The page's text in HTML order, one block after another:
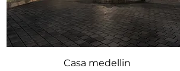
Casa medellin